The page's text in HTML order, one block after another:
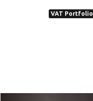
VAT Portfolio